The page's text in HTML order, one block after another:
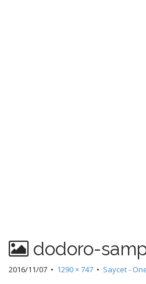
dodoro-
2016/11/07 • 1290 × 747 • Saycet -